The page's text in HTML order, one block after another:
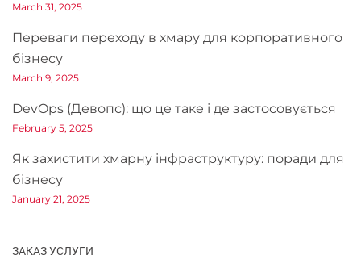
March 31, 2025
Переваги переходу в хмару для корпоративного
бізнесу
March 9, 2025
DevOps (Девопс): що це таке і де застосовується
February 5, 2025
Як захистити хмарну інфраструктуру: поради для
бізнесу
January 21, 2025
ЗАКАЗ УСЛУГИ